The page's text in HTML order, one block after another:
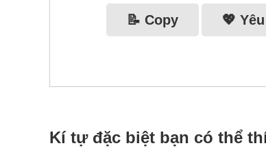
📝 Copy 💖
Kí tự đặc biệt bạn có thể